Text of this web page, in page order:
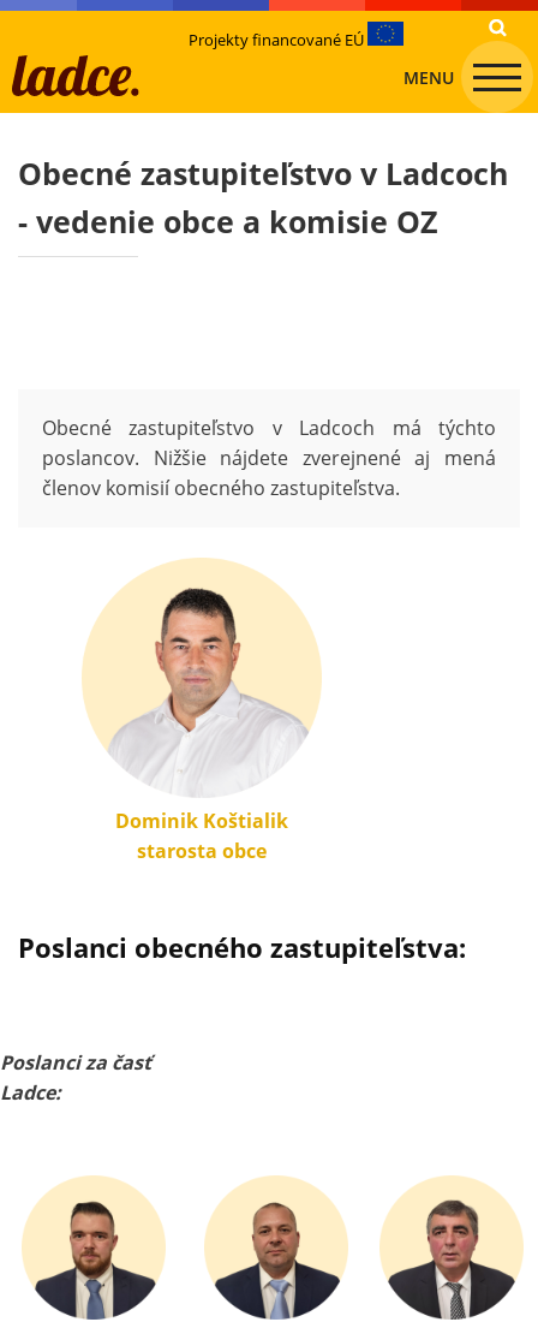
Projekty financované EÚ
MENU
Obecné zastupiteľstvo v Ladcoch
- vedenie obce a komisie OZ
Obecné zastupiteľstvo v Ladcoch má týchto
poslancov. Nižšie nájdete zverejnené aj mená
členov komisií obecného zastupiteľstva.
Dominik Koštialik
starosta obce
Poslanci obecného zastupiteľstva:
Poslanci za časť
Ladce: